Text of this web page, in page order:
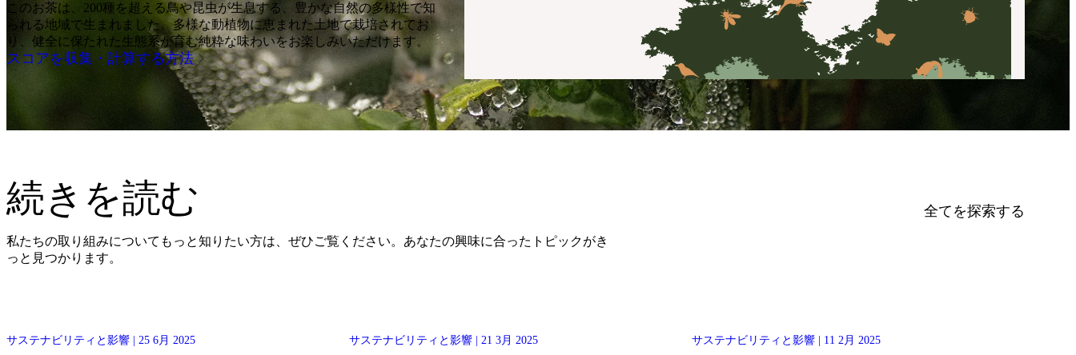
このお茶は、200種を超える鳥や昆虫が生息する、豊かな自然の多様性で知
られる地域で生まれました。多様な動植物に恵まれた土地で栽培されてお
り、健全に保たれた生態系が育む純粋な味わいをお楽しみいただけます。
スコアを収集・計算する方法
続きを読む
私たちの取り組みについてもっと知りたい方は、ぜひご覧ください。あなたの興味に合ったトピックがき
っと見つかります。
全てを探索する
ISTOM in France, joining the team in Chiang Mai to do their internship
サステナビリティと影響 | 25 6月 2025
い、その認識を高める日です。2025年の国連が選んだテーマは
サステナビリティと影響 | 21 3月 2025
上へ製茶機械や設備を移設するという重要な一歩を踏み出しまし
サステナビリティと影響 | 11 2月 2025